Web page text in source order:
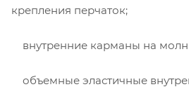
крепления перчаток;
внутренние карманы на
объемные эластичные